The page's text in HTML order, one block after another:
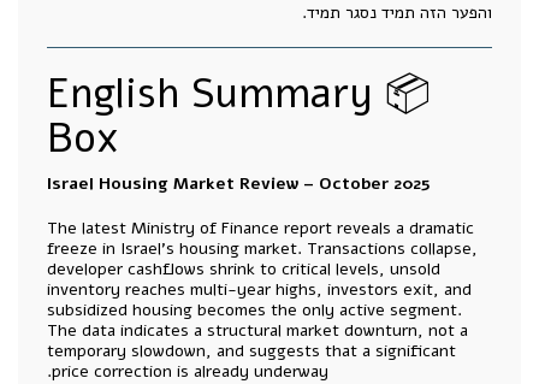
והפער הזה תמיד נסגר תמיד.
📦 English Summary
Box
Israel Housing Market Review – October 2025
The latest Ministry of Finance report reveals a dramatic
freeze in Israel’s housing market. Transactions collapse,
developer cashflows shrink to critical levels, unsold
inventory reaches multi-year highs, investors exit, and
subsidized housing becomes the only active segment.
The data indicates a structural market downturn, not a
temporary slowdown, and suggests that a significant
price correction is already underway.